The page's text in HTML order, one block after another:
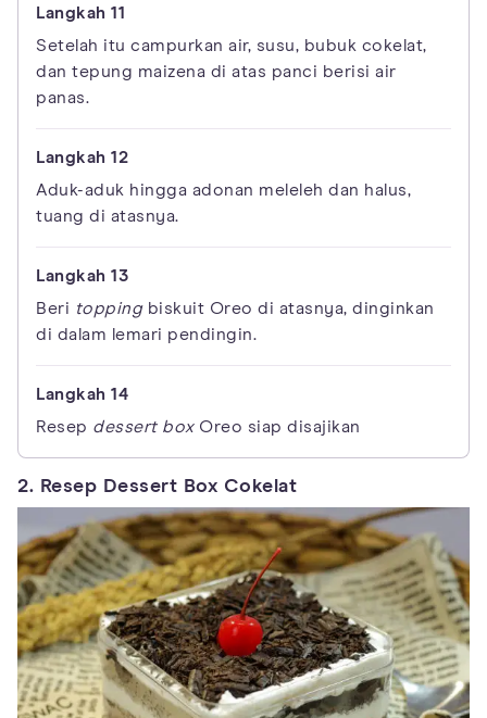
Setelah itu campurkan air, susu, bubuk cokelat,
dan tepung maizena di atas panci berisi air
panas.
Aduk-aduk hingga adonan meleleh dan halus,
tuang di atasnya.
Beri toppingbiskuit Oreo di atasnya, dinginkan
di dalam lemari pendingin.
Resep dessert boxOreo siap disajikan
2. Resep Dessert Box Cokelat